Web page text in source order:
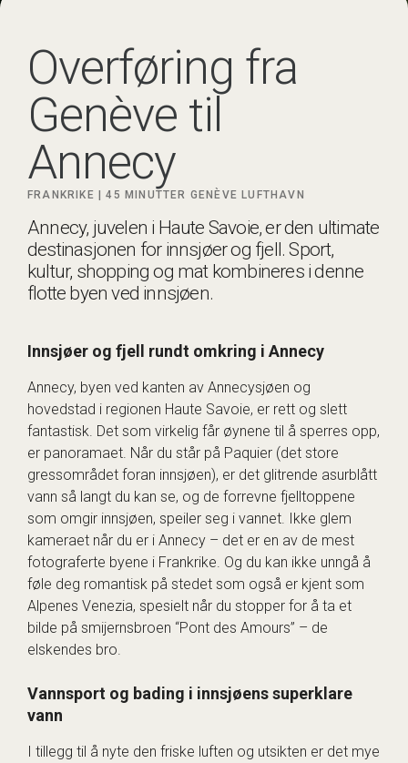
Overføring fra
Genève til
Annecy
FRANKRIKE |45 MINUTTER GENÈVE LUFTHAVN
Annecy, juvelen i Haute Savoie, er den ultimate
destinasjonen for innsjøer og fjell. Sport,
kultur, shopping og mat kombineres i denne
flotte byen ved innsjøen.
Innsjøer og fjell rundt omkring i Annecy
Annecy, byen ved kanten av Annecysjøen og
hovedstad i regionen Haute Savoie, er rett og slett
fantastisk. Det som virkelig får øynene til å sperres opp,
er panoramaet. Når du står på Paquier (det store
gressområdet foran innsjøen), er det glitrende asurblått
vann så langt du kan se, og de forrevne fjelltoppene
som omgir innsjøen, speiler seg i vannet. Ikke glem
kameraet når du er i Annecy – det er en av de mest
fotograferte byene i Frankrike. Og du kan ikke unngå å
føle deg romantisk på stedet som også er kjent som
Alpenes Venezia, spesielt når du stopper for å ta et
bilde på smijernsbroen “Pont des Amours” – de
elskendes bro.
Vannsport og bading i innsjøens superklare
vann
I tillegg til å nyte den friske luften og utsikten er det mye